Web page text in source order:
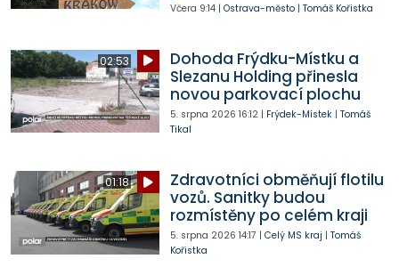
Včera 9:14| Ostrava-město| Tomáš Kořistka
02:53
Dohoda Frýdku-Místku a
Slezanu Holding přinesla
novou parkovací plochu
5. srpna 2026 16:12| Frýdek-Místek| Tomáš
Tikal
01:18
Zdravotníci obměňují flotilu
vozů. Sanitky budou
rozmístěny po celém kraji
5. srpna 2026 14:17 | Celý MS kraj | Tomáš
Kořistka